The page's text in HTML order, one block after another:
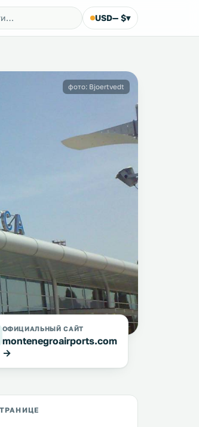
USD— $▾
фото: Bjoertvedt
ОФИЦИАЛЬНЫЙ САЙТ
montenegroairports.com
→